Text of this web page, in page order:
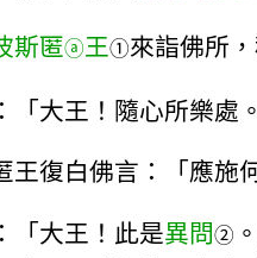
斯匿ⓐ王①來詣佛所
「大王！隨心所樂處。
王復白佛言：「應施
「大王！此是異問②